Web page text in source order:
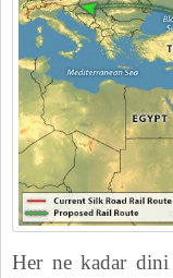
Her ne kadar